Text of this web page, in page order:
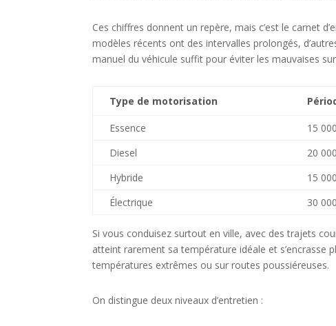
Ces chiffres donnent un repère, mais c’est le carnet
modèles récents ont des intervalles prolongés,
manuel du véhicule suffit pour éviter les mauvaises
Type de motorisation
Essence 15
Diesel
20
Hybride
15
Électrique
30
Si vous conduisez surtout en ville, avec des trajets
atteint rarement sa température idéale et s’encrasse
températures extrêmes ou sur routes poussiéreuses.
On distingue deux niveaux d’entretien :